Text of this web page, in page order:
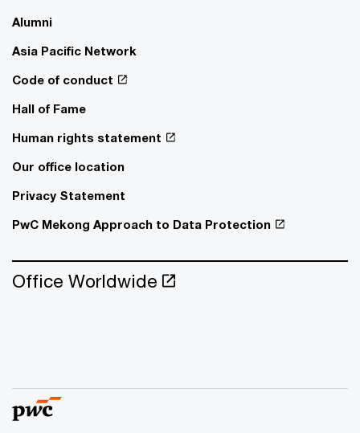
Alumni
Asia Pacific Network
Code of conduct
Hall of Fame
Human rights statement
Our office location
Privacy Statement
PwC Mekong Approach to Data Protection
Office Worldwide